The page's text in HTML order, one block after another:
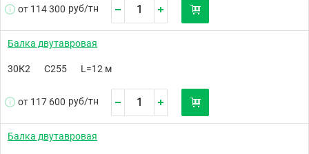
от 114 300 руб/тн
Балка двутавровая
30К2 С255 L=12 м
от 117 600 руб/тн
Балка двутавровая